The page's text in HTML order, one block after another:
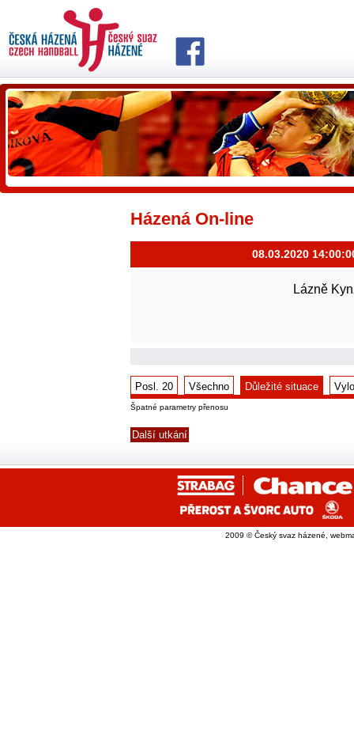
Házená On-line
08.03.2020
Lázně
Posl. 20 Všechno Důležité situace
Špatné parametry přenosu
Další utkání
2009 © Český svaz házené,